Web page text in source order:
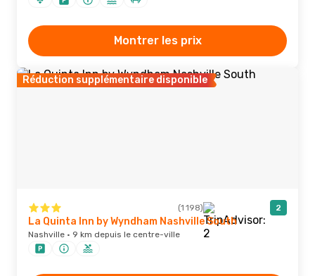
Montrer les prix
Réduction supplémentaire disponible
(1 198) 2
La Quinta Inn by Wyndham Nashville South
Nashville · 9 km depuis le centre-ville